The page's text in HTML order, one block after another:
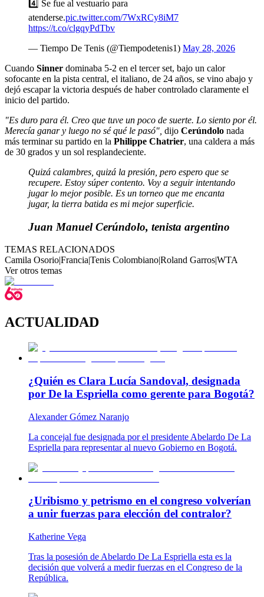
4️⃣ Se fue al vestuario para
atenderse.pic.twitter.com/7WxRCy8iM7
https://t.co/clgqyPdTbv
— Tiempo De Tenis (@Tiempodetenis1) May 28, 2026
Cuando Sinner dominaba 5-2 en el tercer set, bajo un calor
sofocante en la pista central, el italiano, de 24 años, se vino abajo y
dejó escapar la victoria después de haber controlado claramente el
inicio del partido.
"Es duro para él. Creo que tuve un poco de suerte. Lo siento por él.
Merecía ganar y luego no sé qué le pasó", dijo Cerúndolo nada
más terminar su partido en la Philippe Chatrier, una caldera a más
de 30 grados y un sol resplandeciente.
Quizá calambres, quizá la presión, pero espero que se
recupere. Estoy súper contento. Voy a seguir intentando
jugar lo mejor posible. Es un torneo que me encanta
jugar, la tierra batida es mi mejor superficie.
Juan Manuel Cerúndolo, tenista argentino
TEMAS RELACIONADOS
Camila Osorio|Francia|Tenis Colombiano|Roland Garros|WTA
Ver otros temas
ACTUALIDAD
¿Quién es Clara Lucía Sandoval, designada
por De la Espriella como gerente para Bogotá?
Alexander Gómez Naranjo
La concejal fue designada por el presidente Abelardo De La
Espriella para representar al nuevo Gobierno en Bogotá.
¿Uribismo y petrismo en el congreso volverían
a unir fuerzas para elección del contralor?
Katherine Vega
Tras la posesión de Abelardo De La Espriella esta es la
decisión que volverá a medir fuerzas en el Congreso de la
República.